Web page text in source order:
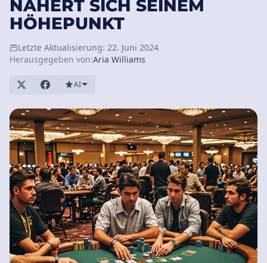
NÄHERT SICH SEINEM
HÖHEPUNKT
Letzte Aktualisierung: 22. Juni 2024
Herausgegeben von:Aria Williams
AI